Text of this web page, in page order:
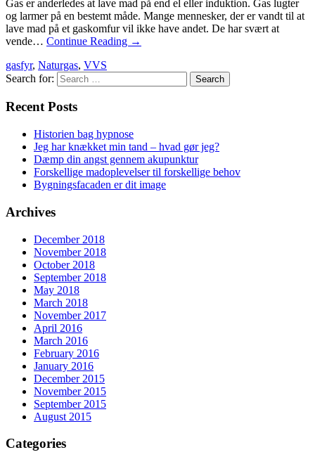
Gas er anderledes at lave mad på end el eller induktion. Gas lugter
og larmer på en bestemt måde. Mange mennesker, der er vandt til at
lave mad på et gaskomfur vil ikke have andet. De har svært at
vende… Continue Reading →
gasfyr, Naturgas, VVS
Search for:
Recent Posts
Historien bag hypnose
Jeg har knækket min tand – hvad gør jeg?
Dæmp din angst gennem akupunktur
Forskellige madoplevelser til forskellige behov
Bygningsfacaden er dit image
Archives
December 2018
November 2018
October 2018
September 2018
May 2018
March 2018
November 2017
April 2016
March 2016
February 2016
January 2016
December 2015
November 2015
September 2015
August 2015
Categories